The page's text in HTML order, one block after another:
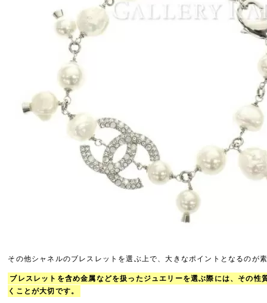
その他シャネルのブレスレットを選ぶ上で、大きなポイントとなるのが
ブレスレットを含め金属などを扱ったジュエリーを選ぶ際には、その性
くことが大切です。